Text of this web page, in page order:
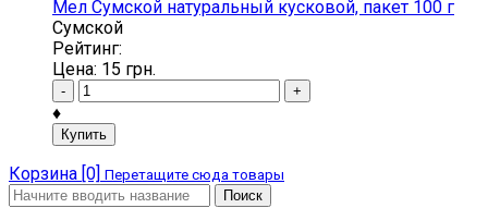
Мел Сумской натуральный кусковой, пакет 100 г
Сумской
Рейтинг:
Цена: 15 грн.
- +
♦
Купить
Корзина [0] Перетащите сюда товары
Поиск